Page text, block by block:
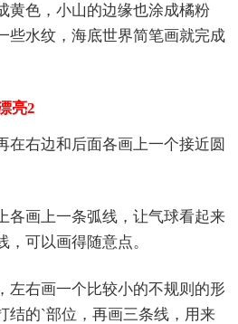
黄色，小山的边缘也涂成橘粉
些水纹，海底世界简笔画就完成
亮2
在右边和后面各画上一个接近圆
各画上一条弧线，让气球看起来
可以画得随意点。
左右画一个比较小的不规则的形
结的`部位，再画三条线，用来